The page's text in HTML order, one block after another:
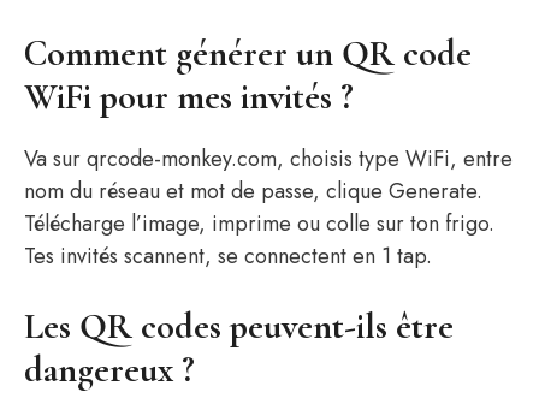
Comment générer un QR code
WiFi pour mes invités ?
Va sur qrcode-monkey.com, choisis type WiFi, entre
nom du réseau et mot de passe, clique Generate.
Télécharge l’image, imprime ou colle sur ton frigo.
Tes invités scannent, se connectent en 1 tap.
Les QR codes peuvent-ils être
dangereux ?